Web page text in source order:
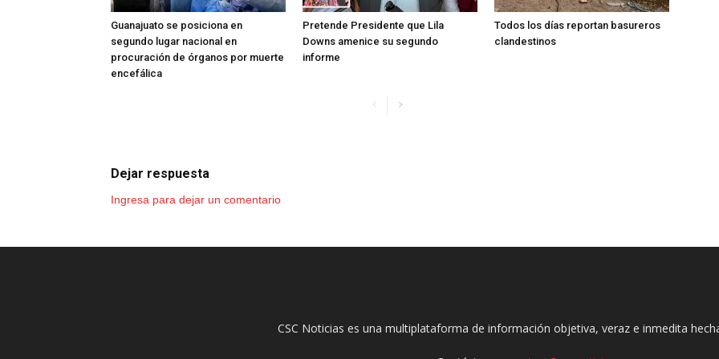
Guanajuato se posiciona en
segundo lugar nacional en
procuración de órganos por muerte
encefálica
Pretende Presidente que Lila
Downs amenice su segundo
informe
Todos los días reportan basureros
clandestinos
Dejar respuesta
Ingresa para dejar un comentario
CSC Noticias es una multiplataforma de información objetiva, veraz e inmedita